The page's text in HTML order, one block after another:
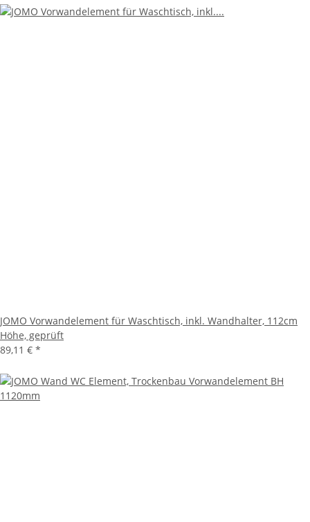
JOMO Vorwandelement für Waschtisch, inkl. Wandhalter, 112cm
Höhe, geprüft
89,11 € *